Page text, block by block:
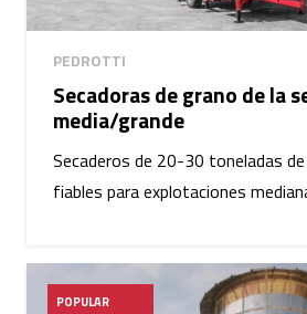
PEDROTTI
Secadoras de grano de la
media/grande
Secaderos de 20-30 toneladas
fiables para explotaciones
POPULAR